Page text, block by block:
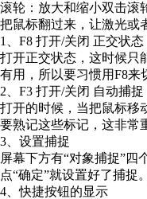
滚轮：放大和缩小双击滚
把鼠标翻过来，让激光或
1、F8 打开/关闭 正交状态
打开正交状态，这时候只
有用，所以要习惯用F8来
2、F3 打开/关闭 自动捕捉
打开的时候，当把鼠标移
要熟记这些标记，这非常
3、设置捕捉
屏幕下方有“对象捕捉”四
点“确定”就设置好了捕捉
4、快捷按钮的显示